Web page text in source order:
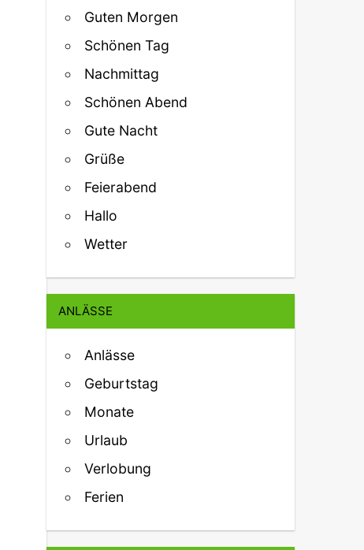
Guten Morgen
Schönen Tag
Nachmittag
Schönen Abend
Gute Nacht
Grüße
Feierabend
Hallo
Wetter
ANLÄSSE
Anlässe
Geburtstag
Monate
Urlaub
Verlobung
Ferien